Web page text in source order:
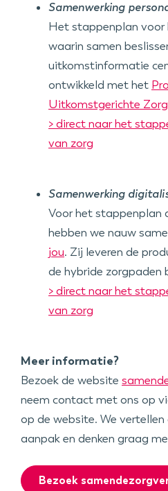
Samenwerking
Het stappenplan voor
waarin samen
uitkomstinformatie
ontwikkeld met het
Uitkomstgerichte Zorg
> direct naar het
van zorg
Samenwerking
Voor het stappenplan
hebben we nauw
jou. Zij leveren de
de hybride zorgpaden
> direct naar het
van zorg
Meer informatie?
Bezoek de website
neem contact met ons op
op de website. We
aanpak en denken graag
Bezoek